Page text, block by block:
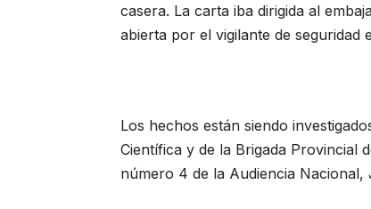
casera. La carta iba dirigida al
abierta por el vigilante de seguridad
Los hechos están siendo
Científica y de la Brigada Provincial
número 4 de la Audiencia Nacional,